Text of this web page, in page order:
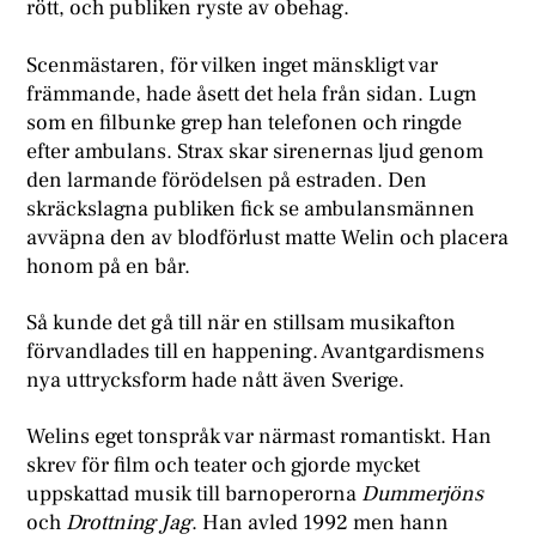
rött, och publiken ryste av obehag.
Scenmästaren, för vilken inget mänskligt var
främmande, hade åsett det hela från sidan. Lugn
som en filbunke grep han telefonen och ringde
efter ambulans. Strax skar sirenernas ljud genom
den larmande förödelsen på estraden. Den
skräckslagna publiken fick se ambulansmännen
avväpna den av blodförlust matte Welin och placera
honom på en bår.
Så kunde det gå till när en stillsam musikafton
förvandlades till en happening. Avantgardismens
nya uttrycksform hade nått även Sverige.
Welins eget tonspråk var närmast romantiskt. Han
skrev för film och teater och gjorde mycket
uppskattad musik till barnoperorna Dummerjöns
och Drottning Jag. Han avled 1992 men hann